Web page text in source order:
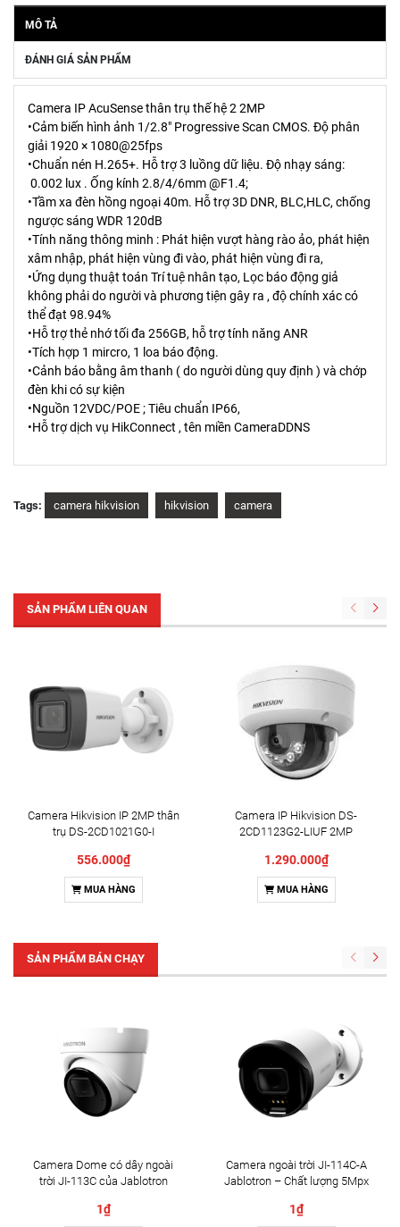
MÔ TẢ
ĐÁNH GIÁ SẢN PHẨM
Camera IP AcuSense thân trụ thế hệ 2 2MP
•Cảm biến hình ảnh 1/2.8" Progressive Scan CMOS. Độ phân
giải 1920 × 1080@25fps
•Chuẩn nén H.265+. Hỗ trợ 3 luồng dữ liệu. Độ nhạy sáng:
0.002 lux . Ống kính 2.8/4/6mm @F1.4;
•Tầm xa đèn hồng ngoại 40m. Hỗ trợ 3D DNR, BLC,HLC, chống
ngược sáng WDR 120dB
•Tính năng thông minh : Phát hiện vượt hàng rào ảo, phát hiện
xâm nhập, phát hiện vùng đi vào, phát hiện vùng đi ra,
•Ứng dụng thuật toán Trí tuệ nhân tạo, Lọc báo động giả
không phải do người và phương tiện gây ra , độ chính xác có
thể đạt 98.94%
•Hỗ trợ thẻ nhớ tối đa 256GB, hỗ trợ tính năng ANR
•Tích hợp 1 mircro, 1 loa báo động.
•Cảnh báo bằng âm thanh ( do người dùng quy định ) và chớp
đèn khi có sự kiện
•Nguồn 12VDC/POE ; Tiêu chuẩn IP66,
•Hỗ trợ dịch vụ HikConnect , tên miền CameraDDNS
Tags: camera hikvision hikvision camera
SẢN PHẨM LIÊN QUAN
Camera Hikvision IP 2MP thân
trụ DS-2CD1021G0-I
556.000₫
MUA HÀNG
Camera IP Hikvision DS-
2CD1123G2-LIUF 2MP
1.290.000₫
MUA HÀNG
SẢN PHẨM BÁN CHẠY
Camera Dome có dây ngoài
trời JI-113C của Jablotron
1₫
Camera ngoài trời JI-114C-A
Jablotron – Chất lượng 5Mpx
1₫